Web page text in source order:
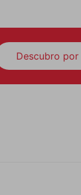
Descubro por